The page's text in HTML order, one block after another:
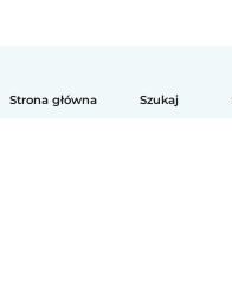
Strona główna Szukaj